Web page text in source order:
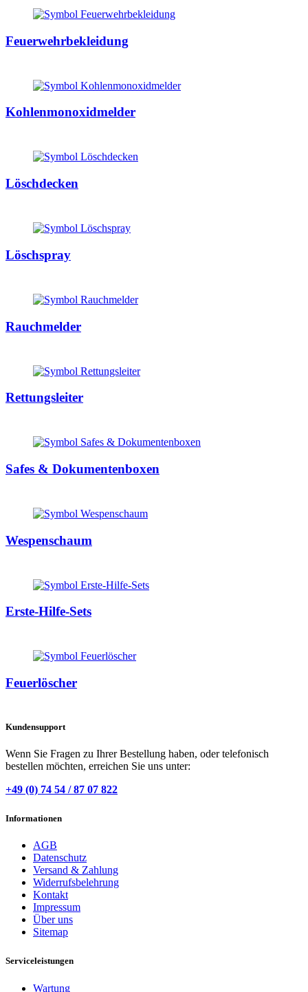
Feuerwehrbekleidung
Kohlenmonoxidmelder
Löschdecken
Löschspray
Rauchmelder
Rettungsleiter
Safes & Dokumentenboxen
Wespenschaum
Erste-Hilfe-Sets
Feuerlöscher
Kundensupport
Wenn Sie Fragen zu Ihrer Bestellung haben, oder telefonisch
bestellen möchten, erreichen Sie uns unter:
+49 (0) 74 54 / 87 07 822
Informationen
AGB
Datenschutz
Versand & Zahlung
Widerrufsbelehrung
Kontakt
Impressum
Über uns
Sitemap
Serviceleistungen
Wartung